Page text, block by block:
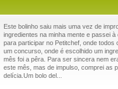
Este bolinho saiu mais uma vez de
ingredientes na minha mente e passei
para participar no Petitchef, onde todos
um concurso, onde é escolhido um
mês foi a pêra. Para ser sincera nem
este mês, mas de impulso, comprei as
delícia.Um bolo del...